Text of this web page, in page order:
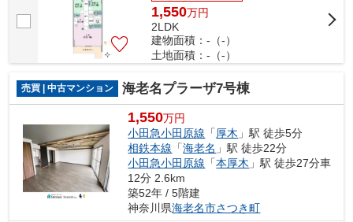
1,550万円
2LDK
建物面積：-（-）
土地面積：-（-）
売買 | 中古マンション 海老名プラーザ7号棟
1,550万円
小田急小田原線 「厚木 」駅 徒歩5分
相鉄本線 「海老名 」駅 徒歩22分
小田急小田原線 「本厚木 」駅 徒歩27分車
12分 2.6km
築52年 / 5階建
神奈川県海老名市さつき町